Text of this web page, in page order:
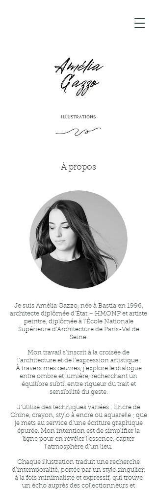
À propos
Je suis Amélia Gazzo, née à Bastia en 1996,
architecte diplômée d’État – HMONP et artiste
peintre, diplômée à l’École Nationale
Supérieure d’Architecture de Paris-Val de
Seine.
Mon travail s’inscrit à la croisée de
l’architecture et de l’expression artistique.
À travers mes œuvres, j’explore le dialogue
entre ombre et lumière, recherchant un
équilibre subtil entre rigueur du trait et
sensibilité du geste.
J’utilise des techniques variées : Encre de
Chine, crayon, stylo à encre ou aquarelle ; que
je mets au service d’une écriture graphique
épurée. Mon intention est de simplifier la
ligne pour en révéler l’essence, capter
l’atmosphère d’un lieu.
Chaque illustration traduit une recherche
d’intemporalité, portée par un style singulier,
à la fois minimaliste et expressif, qui trouve
un écho auprès des collectionneurs et